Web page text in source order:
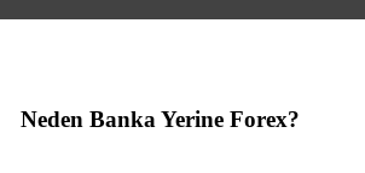
Neden Banka Yerine Forex?